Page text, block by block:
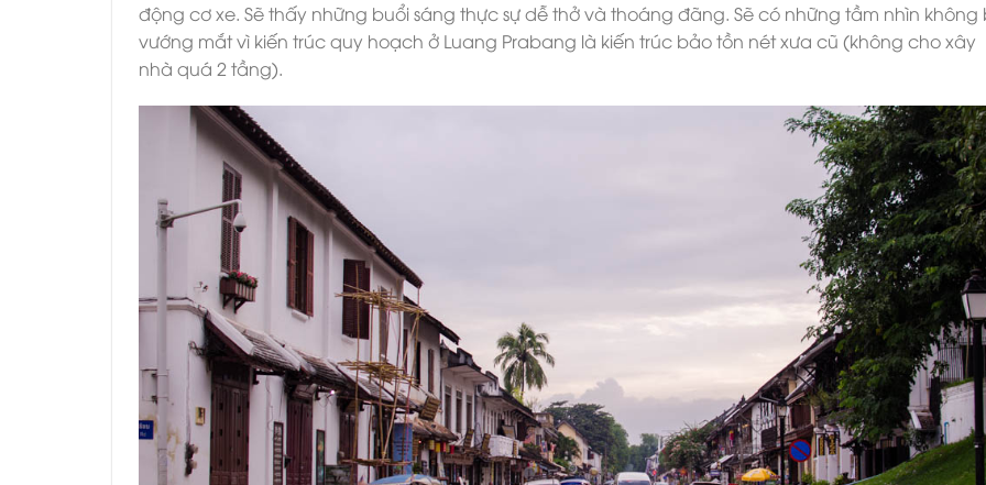
động cơ xe. Sẽ thấy những buổi sáng thực sự dễ thở và thoáng đãng. Sẽ có những tầm nhìn không
vướng mắt vì kiến trúc quy hoạch ở Luang Prabang là kiến trúc bảo tồn nét xưa cũ (không cho xây
nhà quá 2 tầng).